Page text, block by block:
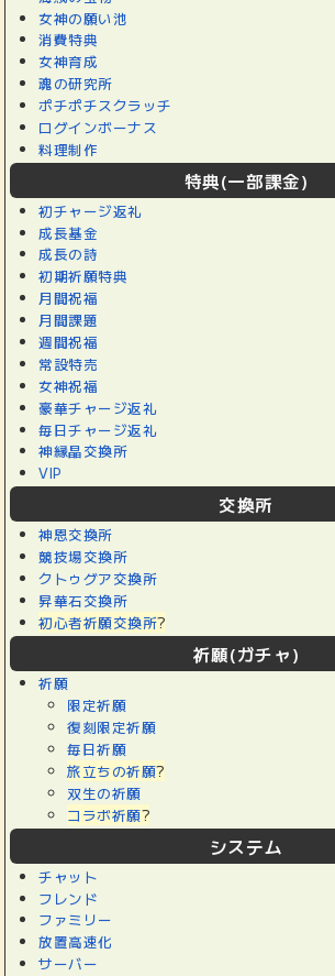
女神の願い池
消費特典
女神育成
魂の研究所
ポチポチスクラッチ
ログインボーナス
料理制作
特典(一部課金)
初チャージ返礼
成長基金
成長の詩
初期祈願特典
月間祝福
月間課題
週間祝福
常設特売
女神祝福
豪華チャージ返礼
毎日チャージ返礼
神縁晶交換所
VIP
交換所
神恩交換所
競技場交換所
クトゥグア交換所
昇華石交換所
初心者祈願交換所?
祈願(ガチャ)
祈願
限定祈願
復刻限定祈願
毎日祈願
旅立ちの祈願?
双生の祈願
コラボ祈願?
システム
チャット
フレンド
ファミリー
放置高速化
サーバー